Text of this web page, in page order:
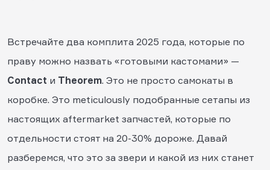
Встречайте два комплита 2025 года, которые по
праву можно назвать «готовыми кастомами» —
Contact и Theorem. Это не просто самокаты в
коробке. Это meticulously подобранные сетапы из
настоящих aftermarket запчастей, которые по
отдельности стоят на 20-30% дороже. Давай
разберемся, что это за звери и какой из них станет